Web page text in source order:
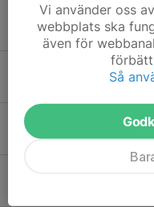
Matcher imorgon
14 mar, 18:40
EB cup 15 mars
25 feb, 19:03
Ingen träning
11 feb, 14:04
Vi använder oss
webbplats ska
även för
Så